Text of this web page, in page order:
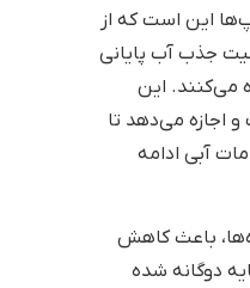
این است که از
جذب آب پایانی
می‌کنند. این
و اجازه می‌دهد تا
آبی ادامه
باعث کاهش
دوگانه شده